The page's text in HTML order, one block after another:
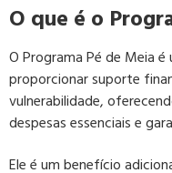
O que é o
O Programa Pé de Meia
proporcionar suporte
vulnerabilidade,
despesas essenciais e
Ele é um benefício